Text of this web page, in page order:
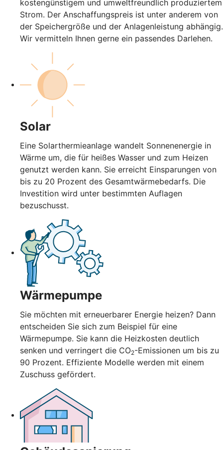
kostengünstigem und umweltfreundlich produziertem
Strom. Der Anschaffungspreis ist unter anderem von
der Speichergröße und der Anlagenleistung abhängig.
Wir vermitteln Ihnen gerne ein passendes Darlehen.
Solar
Eine Solarthermieanlage wandelt Sonnenenergie in
Wärme um, die für heißes Wasser und zum Heizen
genutzt werden kann. Sie erreicht Einsparungen von
bis zu 20 Prozent des Gesamtwärmebedarfs. Die
Investition wird unter bestimmten Auflagen
bezuschusst.
Wärmepumpe
Sie möchten mit erneuerbarer Energie heizen? Dann
entscheiden Sie sich zum Beispiel für eine
Wärmepumpe. Sie kann die Heizkosten deutlich
senken und verringert die CO2-Emissionen um bis zu
90 Prozent. Effiziente Modelle werden mit einem
Zuschuss gefördert.